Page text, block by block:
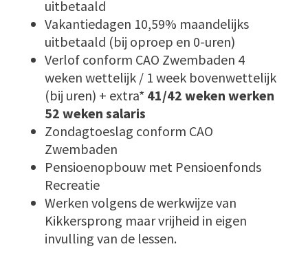
uitbetaald
Vakantiedagen 10,59% maandelijks
uitbetaald (bij oproep en 0-uren)
Verlof conform CAO Zwembaden 4
weken wettelijk / 1 week bovenwettelijk
(bij uren) + extra* 41/42 weken werken
52 weken salaris
Zondagtoeslag conform CAO
Zwembaden
Pensioenopbouw met Pensioenfonds
Recreatie
Werken volgens de werkwijze van
Kikkersprong maar vrijheid in eigen
invulling van de lessen.